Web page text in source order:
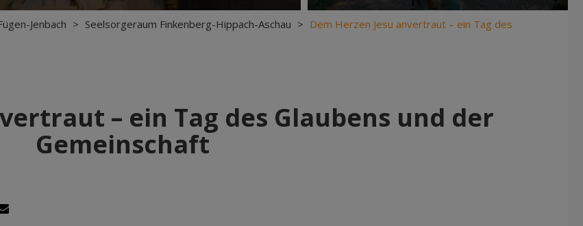
Jenbach > Seelsorgeraum Finkenberg-Hippach-Aschau > Dem Herzen Jesu anvertraut – ein Tag des
– ein Tag des Glaubens und der
Gemeinschaft